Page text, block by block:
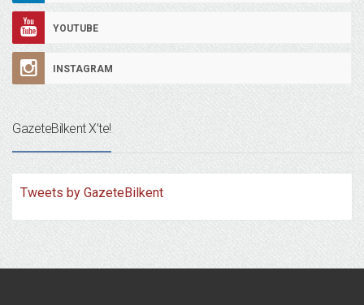
YOUTUBE
INSTAGRAM
GazeteBilkent X’te!
Tweets by GazeteBilkent